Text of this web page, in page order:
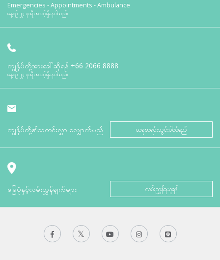
Emergencies - Appointments - Ambulance
နေ့စဉ် ၂၄ နာရီ အသင့်ရှိနေပါသည်။
ကျွန်ုပ်တို့အားခေါ်ဆိုရန် +66 2066 8888
နေ့စဉ် ၂၄ နာရီ အသင့်ရှိနေပါသည်။
ကျွန်ုပ်တို့၏သတင်းလွှာ လျှောက်မည် ယခုစာရင်းသွင်းပါဝင်မည်
မြေပုံနှင့်လမ်းညွှန်ချက်များ လမ်းညွှန်ရယူရန်